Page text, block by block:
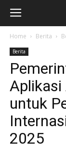
Home Berita
Berita
Aplikasi
untuk
2025